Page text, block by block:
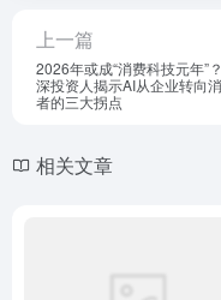
上一篇
2026年或成“消费科技元年”
深投资人揭示AI从企业转向
者的三大拐点
相关文章